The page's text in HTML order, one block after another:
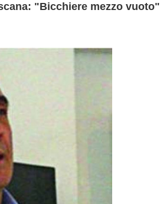
"Bicchiere mezzo vuoto"